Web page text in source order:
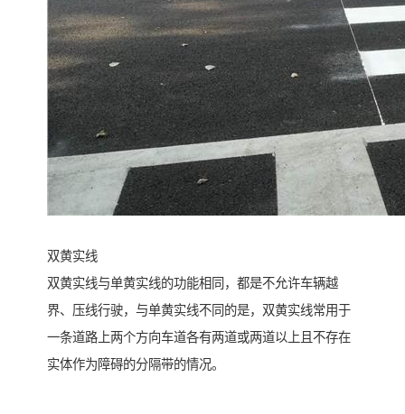
双黄实线
双黄实线与单黄实线的功能相同，都是不允许车辆越
界、压线行驶，与单黄实线不同的是，双黄实线常用于
一条道路上两个方向车道各有两道或两道以上且不存在
实体作为障碍的分隔带的情况。